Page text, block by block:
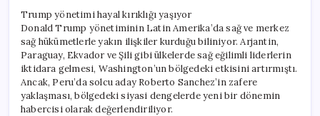
Trump yönetimi hayal kırıklığı yaşıyor
Donald Trump yönetiminin Latin Amerika’da sağ ve merkez
sağ hükümetlerle yakın ilişkiler kurduğu biliniyor. Arjantin,
Paraguay, Ekvador ve Şili gibi ülkelerde sağ eğilimli liderlerin
iktidara gelmesi, Washington’un bölgedeki etkisini artırmıştı.
Ancak, Peru’da solcu aday Roberto Sanchez’in zafere
yaklaşması, bölgedeki siyasi dengelerde yeni bir dönemin
habercisi olarak değerlendiriliyor.